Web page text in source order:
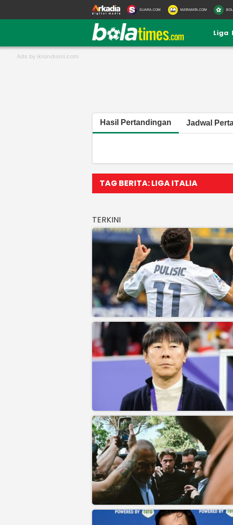
SUARA.COM MATAMATA.COM
Liga
Hasil Pertandingan Jadwal
TAG BERITA: LIGA ITALIA
TERKINI